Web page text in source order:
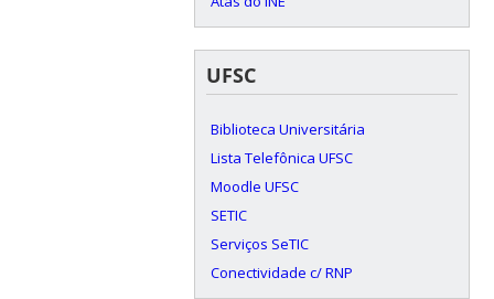
UFSC
Biblioteca Universitária
Lista Telefônica UFSC
Moodle UFSC
SETIC
Serviços SeTIC
Conectividade c/ RNP